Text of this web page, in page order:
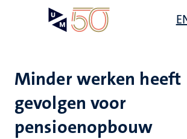
gaanMinder werken heeft
gevolgen voor
pensioenopbouw